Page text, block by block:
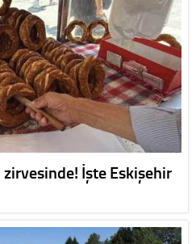
İşte Eskişehir